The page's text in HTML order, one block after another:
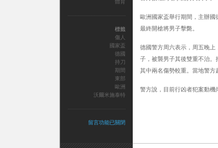
歐洲國家盃舉行期間，主辦
最終開槍將男子擊斃。
德國警方周六表示，周五晚
子，被襲男子其後雙重不治。
其中兩名傷勢較重。當地警
警方說，目前行凶者犯案動機
體育
標籤
傷人
國家盃
德國
持刀
期間
東部
歐洲
沃爾米施泰特
在
國
留言功能已關閉